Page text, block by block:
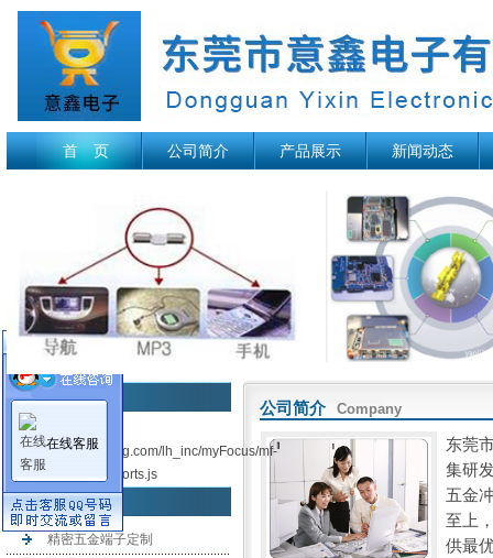
首 页 公司简介 产品展示 新闻动态
热门产品
加载失败:
http://www.gdkaiding.com/lh_inc/myFocus/mf-
pattern/mF_sohusports.js
产品目录
精密五金端子定制
公司简介 Company
东莞
集研
五金
至上
供最
在线客服